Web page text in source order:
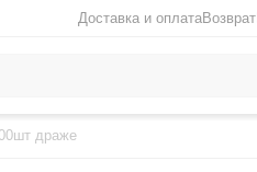
Доставка и оплатаВозврат
драже